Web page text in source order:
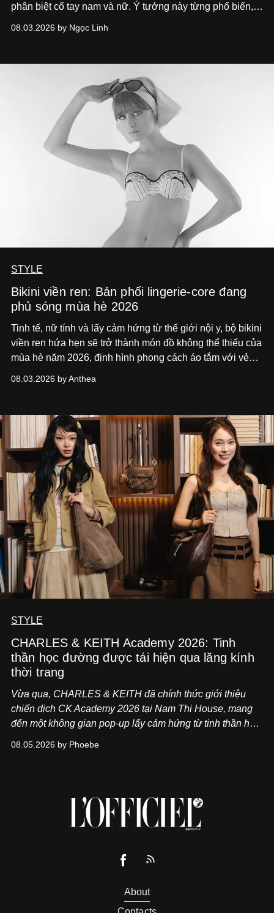
phân biệt cổ tay nam và nữ. Ý tưởng này từng phổ biến,
khá rập khuôn. Nói lời tạm biết hai phiên bản nam nữ
mải miết tìm kiếm sự đồng nhất tuyệt đối. Họ để những
đường nét, tỷ lệ và bảng màu nối liền hai thiết kế, dù mỗi
phiên bản vẫn mang linh hồn riêng.
08.03.2026 by Ngọc Linh
STYLE
Bikini viền ren: Bản phối lingerie-core đang
phủ sóng mùa hè 2026
Tinh tế, nữ tính và lấy cảm hứng từ thế giới nội y, bộ bikini
viền ren hứa hẹn sẽ trở thành món đồ không thể thiếu của
mùa hè năm 2026, định hình phong cách áo tắm với vẻ
08.03.2026 by Anthea
STYLE
CHARLES & KEITH Academy 2026: Tinh
thần học đường được tái hiện qua lăng kính
thời trang
Vừa qua, CHARLES & KEITH đã chính thức giới thiệu
chiến dịch CK Academy 2026 tại Nam Thi House, mang
đến một không gian pop-up lấy cảm hứng từ tinh thần học
sống của thế hệ Gen Z giao thoa trong một trải nghiệm đa
08.05.2026 by Phoebe
About